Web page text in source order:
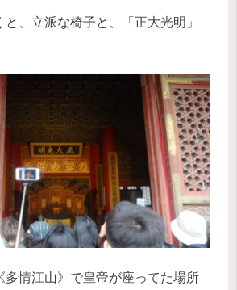
、立派な椅子と、「正大光明」
多情江山》で皇帝が座ってた場所